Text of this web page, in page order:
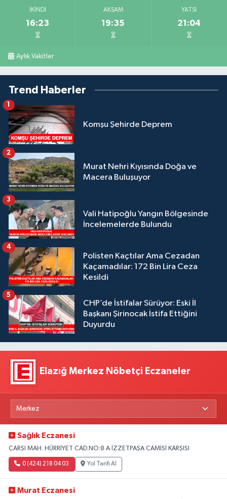
İKINDI
16:23
AKŞAM
19:35
YATSI
21:04
Aylık Vakitler
Trend Haberler
Komşu Şehirde Deprem
Murat Nehri Kıyısında Doğa ve
Macera Buluşuyor
2
Vali Hatipoğlu Yangın Bölgesinde
İncelemelerde Bulundu
3
Polisten Kaçtılar Ama Cezadan
Kaçamadılar: 172 Bin Lira Ceza
Kesildi
4
CHP’de İstifalar Sürüyor: Eski İl
Başkanı Şirinocak İstifa Ettiğini
Duyurdu
5
Elazığ Merkez Nöbetçi Eczaneler
Sağlık Eczanesi
ÇARŞI MAH. HÜRRİYET CAD.NO:8 A İZZETPAŞA CAMİSİ KARŞISI
0 (424) 218 04 03 Yol Tarifi Al
Murat Eczanesi